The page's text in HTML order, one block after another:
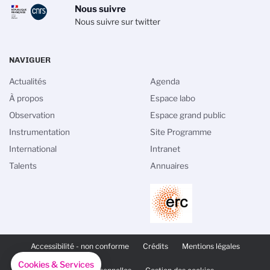
Nous suivre
Nous suivre sur twitter
PAGE
SECONDAIRE
Accessibilité - non conforme Crédits Mentions légales
NAVIGUER
Actualités
À propos
Observation
Instrumentation
International
Talents
Agenda
Espace labo
Espace grand public
Site Programme
Intranet
Annuaires
Cookies & Services